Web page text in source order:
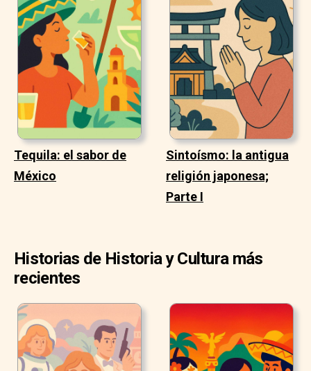
Tequila: el sabor de
México
Sintoísmo: la antigua
religión japonesa;
Parte I
Historias de Historia y Cultura más
recientes